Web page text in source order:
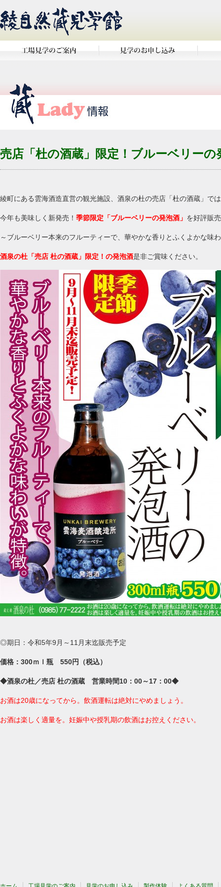
売店「杜の酒蔵」限定！ブルーベリーの
綾町にある雲海酒造直営の観光施設、酒泉の杜の売店「杜の酒蔵」で
今年も美味しく新発売！ 季節限定「ブルーベリーの発泡酒」 を好評販
～ブルーベリー本来のフルーティーで、華やかな香りとふくよかな味
酒泉の杜「売店 杜の酒蔵」限定！の発泡酒是非ご賞味ください。
◎期日：令和5年9月～11月末迄販売予定
価格：300ｍｌ瓶 550円（税込）
◆酒泉の杜／売店 杜の酒蔵 営業時間10：00～17：00◆
お酒は20歳になってから。飲酒運転は絶対にやめましょう。
お酒は楽しく適量を。妊娠中や授乳期の飲酒はお控えください。